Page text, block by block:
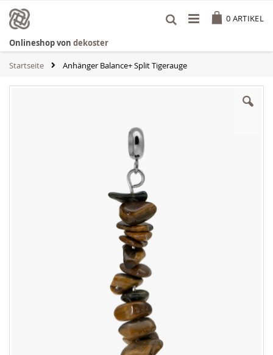
Inhalt
springen
0 ARTIKEL
Onlineshop von dekoster
Startseite Anhänger Balance+ Split Tigerauge